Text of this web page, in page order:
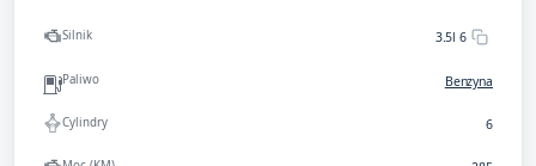
Silnik 3.5l 6
Paliwo Benzyna
Cylindry 6